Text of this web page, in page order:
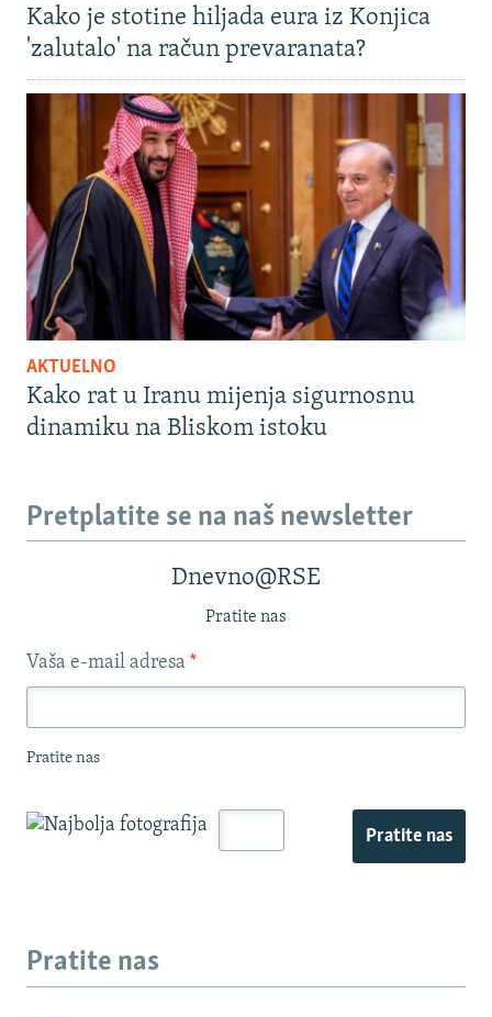
Kako je stotine hiljada eura iz Konjica
'zalutalo' na račun prevaranata?
AKTUELNO
Kako rat u Iranu mijenja sigurnosnu
dinamiku na Bliskom istoku
Pretplatite se na naš newsletter
Dnevno@RSE
Pratite nas
Vaša e-mail adresa *
Pratite nas
Pratite nas
Pratite nas